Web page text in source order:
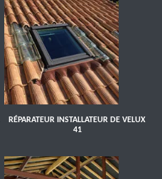
RÉPARATEUR INSTALLATEUR DE VELUX
41